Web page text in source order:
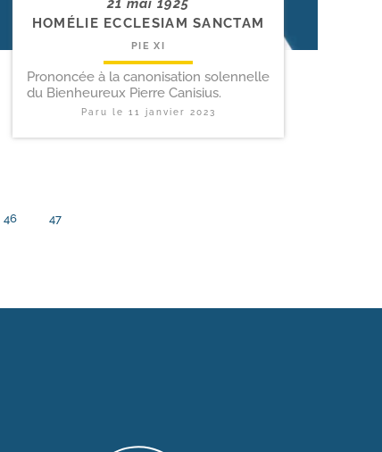
21 mai 1925
HOMÉLIE ECCLESIAM SANCTAM
PIE XI
Prononcée à la canonisation solennelle
du Bienheureux Pierre Canisius.
Paru le 11 janvier 2023
46 47